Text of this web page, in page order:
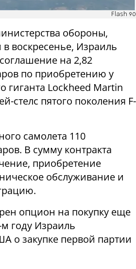
Flash 90
обороны,
воскресенье, Израиль
на 2,82
по приобретению у
гиганта Lockheed Martin
стелс пятого поколения F-
самолета 110
В сумму контракта
приобретение
обслуживание и
опцион на покупку еще
м году Израиль
о закупке первой партии